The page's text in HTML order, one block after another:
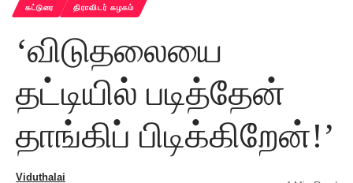
கட்டுரை திராவிடர் கழகம்
‘விடுதலையை
தட்டியில் படித்தேன்
தாங்கிப் பிடிக்கிறேன்!’
Viduthalai